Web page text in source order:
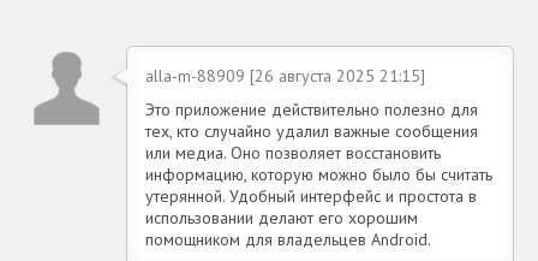
alla-m-88909 [26 августа 2025 21:15]
Это приложение действительно полезно для
тех, кто случайно удалил важные сообщения
или медиа. Оно позволяет восстановить
информацию, которую можно было бы считать
утерянной. Удобный интерфейс и простота в
использовании делают его хорошим
помощником для владельцев Android.